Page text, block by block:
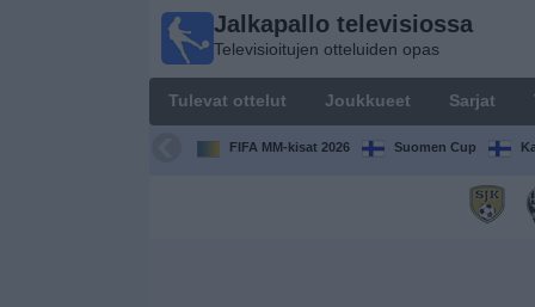
Jalkapallo televisiossa
Televisioitujen otteluiden opas
Tulevat ottelut Joukkueet Sarjat
FIFA MM-kisat 2026 Suomen Cup
Jalkapallo
televisiossa
Televisioitujen
otteluiden opas